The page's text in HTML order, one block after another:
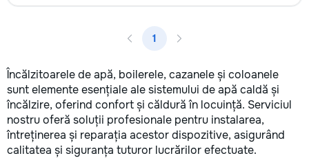
1
Încălzitoarele de apă, boilerele, cazanele și coloanele
sunt elemente esențiale ale sistemului de apă caldă și
încălzire, oferind confort și căldură în locuință. Serviciul
nostru oferă soluții profesionale pentru instalarea,
întreținerea și reparația acestor dispozitive, asigurând
calitatea și siguranța tuturor lucrărilor efectuate.